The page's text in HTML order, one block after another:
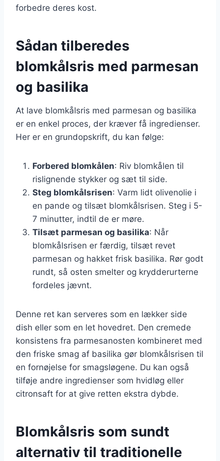
forbedre deres kost.
Sådan tilberedes
blomkålsris med parmesan
og basilika
At lave blomkålsris med parmesan og basilika
er en enkel proces, der kræver få ingredienser.
Her er en grundopskrift, du kan følge:
Forbered blomkålen: Riv blomkålen til
rislignende stykker og sæt til side.
Steg blomkålsrisen: Varm lidt olivenolie i
en pande og tilsæt blomkålsrisen. Steg i 5-
7 minutter, indtil de er møre.
Tilsæt parmesan og basilika: Når
blomkålsrisen er færdig, tilsæt revet
parmesan og hakket frisk basilika. Rør godt
rundt, så osten smelter og krydderurterne
fordeles jævnt.
Denne ret kan serveres som en lækker side
dish eller som en let hovedret. Den cremede
konsistens fra parmesanosten kombineret med
den friske smag af basilika gør blomkålsrisen til
en fornøjelse for smagsløgene. Du kan også
tilføje andre ingredienser som hvidløg eller
citronsaft for at give retten ekstra dybde.
Blomkålsris som sundt
alternativ til traditionelle